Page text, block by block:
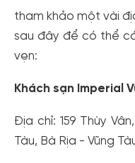
tham khảo một vài
sau đây để có thể
vẹn:
Khách sạn Imperial
Địa chỉ: 159 Thùy
Tàu, Bà Rịa - Vũng